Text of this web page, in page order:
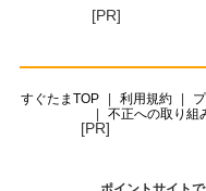
[PR]
すぐたまTOP 利用規約
不正への取り組
[PR]